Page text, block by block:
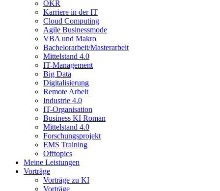
OKR
Karriere in der IT
Cloud Computing
Agile Businessmode
VBA und Makro
Bachelorarbeit/Masterarbeit
Mittelstand 4.0
IT-Management
Big Data
Digitalisierung
Remote Arbeit
Industrie 4.0
IT-Organisation
Business KI Roman
Mittelstand 4.0
Forschungsprojekt
EMS Training
Offtopics
Meine Leistungen
Vorträge
Vorträge zu KI
Vorträge